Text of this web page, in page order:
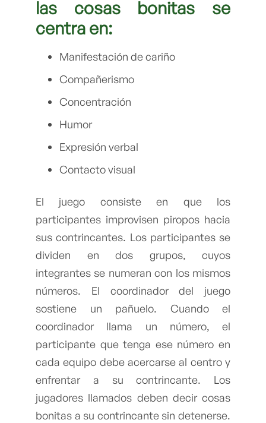
las cosas bonitas se
centra en:
Manifestación de cariño
Compañerismo
Concentración
Humor
Expresión verbal
Contacto visual
El juego consiste en que los
participantes improvisen piropos hacia
sus contrincantes. Los participantes se
dividen en dos grupos, cuyos
integrantes se numeran con los mismos
números. El coordinador del juego
sostiene un pañuelo. Cuando el
coordinador llama un número, el
participante que tenga ese número en
cada equipo debe acercarse al centro y
enfrentar a su contrincante. Los
jugadores llamados deben decir cosas
bonitas a su contrincante sin detenerse.